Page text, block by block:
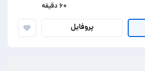
۶۰ دقیقه
پروفایل